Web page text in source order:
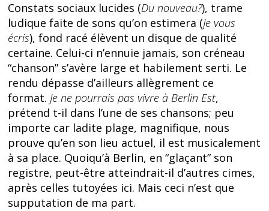
Constats sociaux lucides (Du nouveau?), trame
ludique faite de sons qu’on estimera (Je vous
écris), fond racé élèvent un disque de qualité
certaine. Celui-ci n’ennuie jamais, son créneau
“chanson” s’avère large et habilement serti. Le
rendu dépasse d’ailleurs allègrement ce
format. Je ne pourrais pas vivre à Berlin Est,
prétend t-il dans l’une de ses chansons; peu
importe car ladite plage, magnifique, nous
prouve qu’en son lieu actuel, il est musicalement
à sa place. Quoiqu’à Berlin, en “glaçant” son
registre, peut-être atteindrait-il d’autres cimes,
après celles tutoyées ici. Mais ceci n’est que
supputation de ma part.